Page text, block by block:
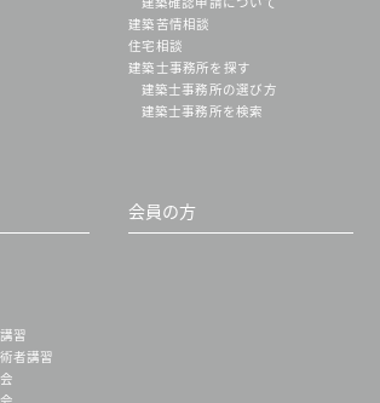
建築苦情相談
住宅相談
建築士事務所を探す
建築士事務所の選び方
建築士事務所を検索
習
者講習
会員の方